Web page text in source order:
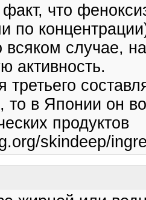
что
по
случае,
активность.
третьего
то в Японии он
продуктов
skindeep/